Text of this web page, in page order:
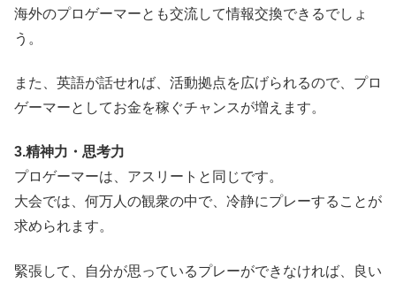
海外のプロゲーマーとも交流して情報交換できるでしょ
う。
また、英語が話せれば、活動拠点を広げられるので、プロ
ゲーマーとしてお金を稼ぐチャンスが増えます。
3.精神力・思考力
プロゲーマーは、アスリートと同じです。
大会では、何万人の観衆の中で、冷静にプレーすることが
求められます。
緊張して、自分が思っているプレーができなければ、良い